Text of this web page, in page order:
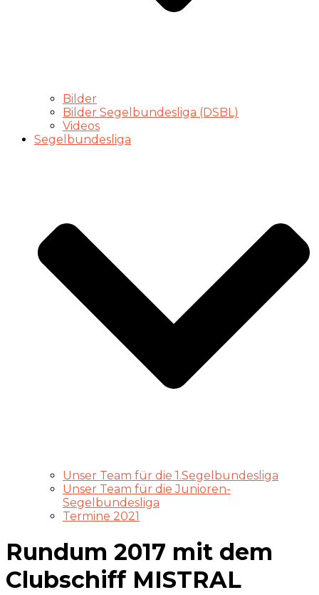
Bilder
Bilder Segelbundesliga (DSBL)
Videos
Segelbundesliga
Unser Team für die 1.Segelbundesliga
Unser Team für die Junioren-
Segelbundesliga
Termine 2021
Rundum 2017 mit dem
Clubschiff MISTRAL